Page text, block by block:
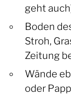
geht
Boden
Stroh,
Zeitung
Wände
oder